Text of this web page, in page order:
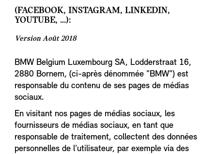
(FACEBOOK, INSTAGRAM, LINKEDIN,
YOUTUBE, ...):
Version Août 2018
BMW Belgium Luxembourg SA, Lodderstraat 16,
2880 Bornem, (ci-après dénommée "BMW") est
responsable du contenu de ses pages de médias
sociaux.
En visitant nos pages de médias sociaux, les
fournisseurs de médias sociaux, en tant que
responsable de traitement, collectent des données
personnelles de l'utilisateur, par exemple via des